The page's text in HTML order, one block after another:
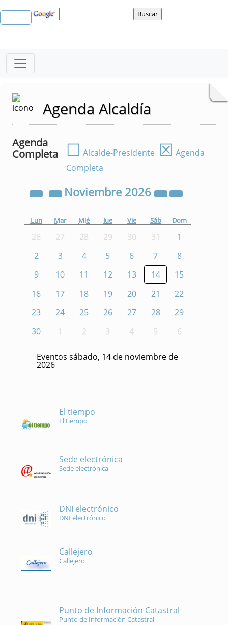
Agenda Alcaldía
Agenda
Completa
☐ Alcalde-Presidente ☒ Agenda
Completa
Noviembre 2026
Lun Mar Mié Jue Vie Sáb Dom
26 27 28 29 30 31
1
2
3 4 5 6 7
8
9
10 11 12 13 14
15
16
17 18 19 20 21
22
23
24 25 26 27 28
29
30
1 2 3 4 5 6
Eventos sábado, 14 de noviembre de
2026
El tiempo
El tiempo
Sede electrónica
Sede electrónica
DNI electrónico
DNI electrónico
Callejero
Callejero
Punto de Información Catastral
Punto de Información Catastral